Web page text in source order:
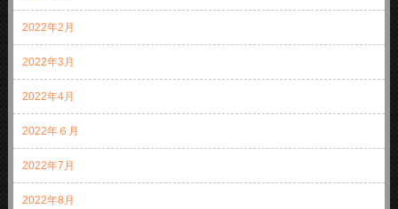
2022年2月
2022年3月
2022年4月
2022年６月
2022年7月
2022年8月